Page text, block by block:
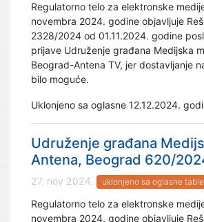
Regulatorno telo za elektronske
novembra 2024. godine objavljuje
2328/2024 od 01.11.2024. godine
prijave Udruženje građana Medijska
Beograd-Antena TV, jer dostavljanje
bilo moguće.
Uklonjeno sa oglasne 12.12.2024.
Udruženje građana
Antena, Beograd 620/
27. nov 2024. uklonjeno sa oglasne
Regulatorno telo za elektronske
novembra 2024. godine objavljuje